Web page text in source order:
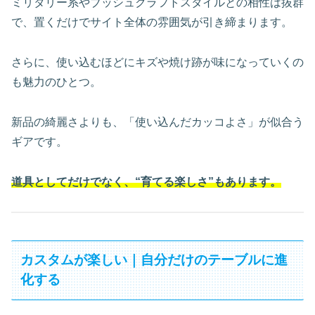
ミリタリー系やブッシュクラフトスタイルとの相性は抜群
で、置くだけでサイト全体の雰囲気が引き締まります。
さらに、使い込むほどにキズや焼け跡が味になっていくの
も魅力のひとつ。
新品の綺麗さよりも、「使い込んだカッコよさ」が似合う
ギアです。
道具としてだけでなく、“育てる楽しさ”もあります。
カスタムが楽しい｜自分だけのテーブルに進
化する